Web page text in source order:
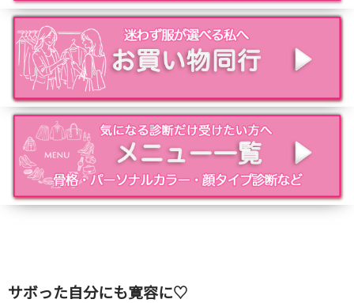
サボった自分にも寛容に♡